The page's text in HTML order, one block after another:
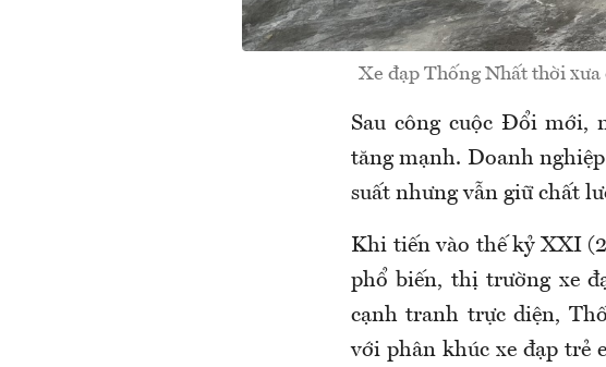
Xe đạp Thống Nhất thời
Sau công cuộc Đổi mới,
tăng mạnh. Doanh
suất nhưng vẫn giữ chất
Khi tiến vào thế kỷ XXI
phổ biến, thị trường xe
cạnh tranh trực diện,
với phân khúc xe đạp trẻ